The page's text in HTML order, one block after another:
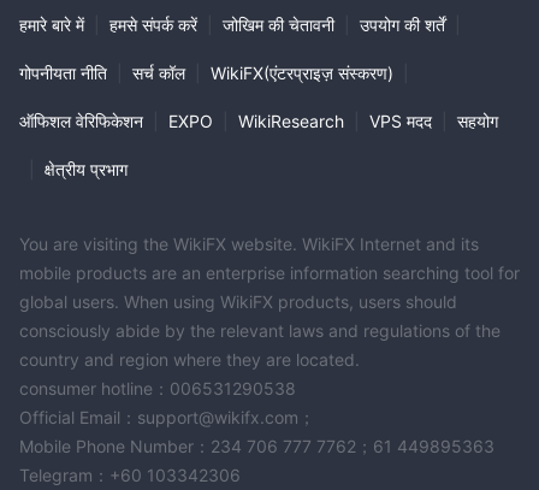
हमारे बारे में हमसे संपर्क करें जोखिम की चेतावनी उपयोग की शर्तें
गोपनीयता नीति सर्च कॉल WikiFX(एंटरप्राइज़ संस्करण)
ऑफिशल वेरिफिकेशन EXPO WikiResearch VPS मदद सहयोग
क्षेत्रीय प्रभाग
You are visiting the WikiFX website. WikiFX Internet and its
mobile products are an enterprise information searching tool for
global users. When using WikiFX products, users should
consciously abide by the relevant laws and regulations of the
country and region where they are located.
consumer hotline：006531290538
Official Email：support@wikifx.com；
Mobile Phone Number：234 706 777 7762；61 449895363
Telegram：+60 103342306